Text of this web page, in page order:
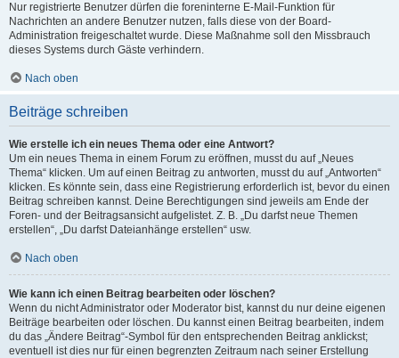
Nur registrierte Benutzer dürfen die foreninterne E-Mail-Funktion für
Nachrichten an andere Benutzer nutzen, falls diese von der Board-
Administration freigeschaltet wurde. Diese Maßnahme soll den Missbrauch
dieses Systems durch Gäste verhindern.
Nach oben
Beiträge schreiben
Wie erstelle ich ein neues Thema oder eine Antwort?
Um ein neues Thema in einem Forum zu eröffnen, musst du auf „Neues
Thema“ klicken. Um auf einen Beitrag zu antworten, musst du auf „Antworten“
klicken. Es könnte sein, dass eine Registrierung erforderlich ist, bevor du einen
Beitrag schreiben kannst. Deine Berechtigungen sind jeweils am Ende der
Foren- und der Beitragsansicht aufgelistet. Z. B. „Du darfst neue Themen
erstellen“, „Du darfst Dateianhänge erstellen“ usw.
Nach oben
Wie kann ich einen Beitrag bearbeiten oder löschen?
Wenn du nicht Administrator oder Moderator bist, kannst du nur deine eigenen
Beiträge bearbeiten oder löschen. Du kannst einen Beitrag bearbeiten, indem
du das „Ändere Beitrag“-Symbol für den entsprechenden Beitrag anklickst;
eventuell ist dies nur für einen begrenzten Zeitraum nach seiner Erstellung